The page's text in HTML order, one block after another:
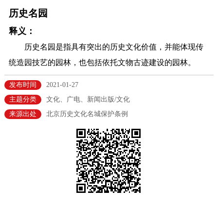
各区热点
政务公开
市领导
政策兑现 政策解读
专题公开
法人服务
历史名园
释义：
历史名园是指具有突出的历史文化价值，并能体现传
统造园技艺的园林，也包括依托文物古迹建设的园林。
发布时间
2021-01-27
主题分类
文化、广电、新闻出版/文化
来源出处
北京历史文化名城保护条例